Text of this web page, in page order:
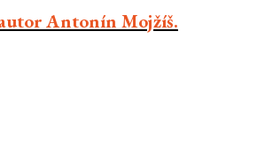
Antonín Mojžíš.